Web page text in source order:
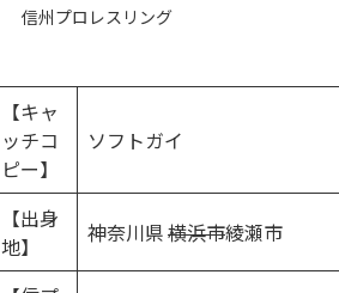
最
新
日
時
信州プロレスリング
【キャ
ッチコ
ピー】
ソフトガイ
【出身
地】
神奈川県 横浜市綾瀬市